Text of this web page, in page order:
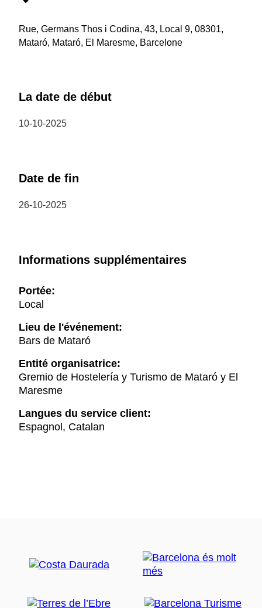
Rue, Germans Thos i Codina, 43, Local 9, 08301,
Mataró, Mataró, El Maresme, Barcelone
La date de début
10-10-2025
Date de fin
26-10-2025
Informations supplémentaires
Portée:
Local
Lieu de l'événement:
Bars de Mataró
Entité organisatrice:
Gremio de Hostelería y Turismo de Mataró y El
Maresme
Langues du service client:
Espagnol, Catalan